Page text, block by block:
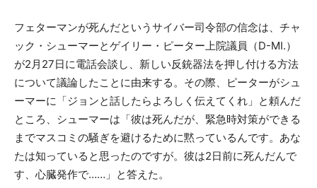
フェターマンが死んだというサイバー司令部の信念は、チャ
ック・シューマーとゲイリー・ピーター上院議員（D-MI.）
が2月27日に電話会談し、新しい反銃器法を押し付ける方法
について議論したことに由来する。その際、ピーターがシュ
ーマーに「ジョンと話したらよろしく伝えてくれ」と頼んだ
ところ、シューマーは「彼は死んだが、緊急時対策ができる
までマスコミの騒ぎを避けるために黙っているんです。あな
たは知っていると思ったのですが。彼は2日前に死んだんで
す、心臓発作で……」と答えた。